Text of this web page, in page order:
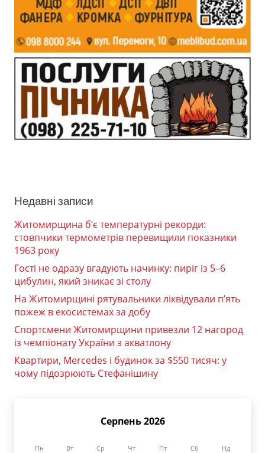
Недавні записи
Житомирщина б’є температурні рекорди:
стовпчики термометрів перевищили показники
1963 року
Гості не одразу вгадують начинку: пиріг із 5–6
цибулин, який зникає зі столу
На Житомирщині рятувальники ліквідували п’ять
пожеж в екосистемах за добу
Спортсмени Житомирщини привезли 12 нагород
із чемпіонату України з акватлону
Квартири, Mercedes і будинок за $550 тисяч: у
чому підозрюють Стефанішину
Серпень 2026
Пн Вт Ср Чт Пт Сб Нд